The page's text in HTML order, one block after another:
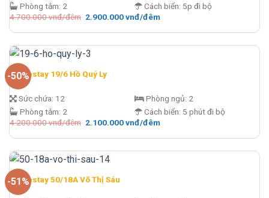
Phòng tắm: 2
Cách biển: 5p đi bộ
4.700.000vnđ/đêm Giá
là:
đêm.
2.900.000vnđ/đêmGiá
tại
2.900.000 vnđ/
-50%
Homestay 19/6 Hồ Quý Ly
Sức chứa: 12
Phòng tắm: 2
Phòng ngủ: 2
Cách biển: 5 phút đi bộ
4.200.000vnđ/đêm Giá
là:
đêm.
2.100.000vnđ/đêmGiá
tại
2.100.000 vnđ/
-51%
Homestay 50/18A Võ Thị Sáu